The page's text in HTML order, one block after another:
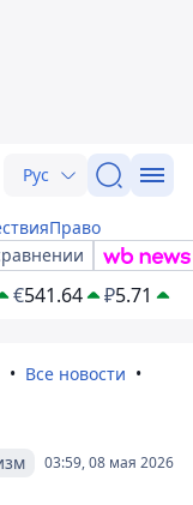
Рус
Право
€541.64 ₽5.71
Все новости
03:59, 08 мая 2026